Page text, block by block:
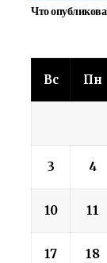
Что
Вс Пн
3 4
10 11
17 18